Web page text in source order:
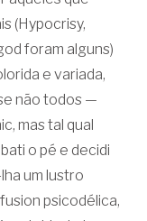
(Hypocrisy,
foram alguns)
e variada,
não todos —
mas tal qual
o pé e decidi
um lustro
psicodélica,